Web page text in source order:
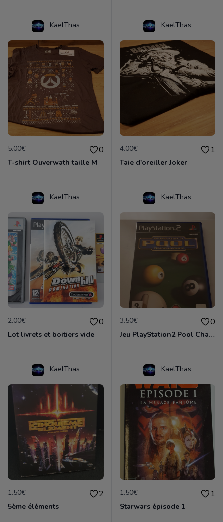
KaelThas
5.00€ 0
T-shirt Ouverwath taille M
KaelThas
4.00€ 1
Taie d'oreiller Joker
KaelThas
2.00€ 0
Lot livrets et boitiers vide
KaelThas
3.50€ 0
Jeu PlayStation2 Pool Championship
KaelThas
1.50€ 2
5ème éléments
KaelThas
1.50€ 1
Starwars épisode 1